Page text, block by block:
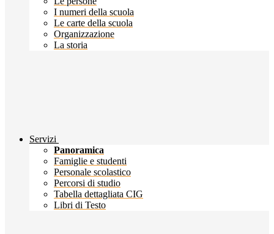
I numeri della scuola
Le carte della scuola
Organizzazione
La storia
Servizi
Panoramica
Famiglie e studenti
Personale scolastico
Percorsi di studio
Tabella dettagliata CIG
Libri di Testo